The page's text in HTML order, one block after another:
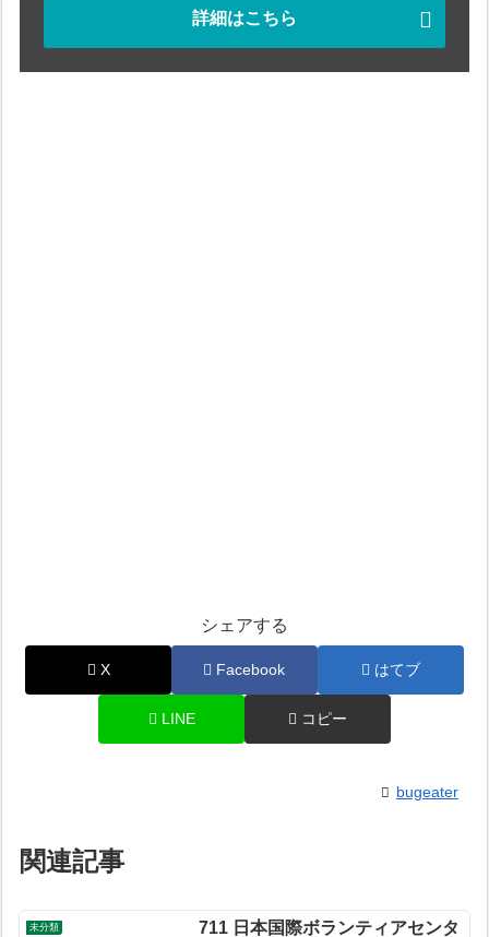
詳細はこちら
シェアする
X Facebook はてブ
LINE コピー
bugeater
関連記事
未分類
711 日本国際ボランティアセンタ